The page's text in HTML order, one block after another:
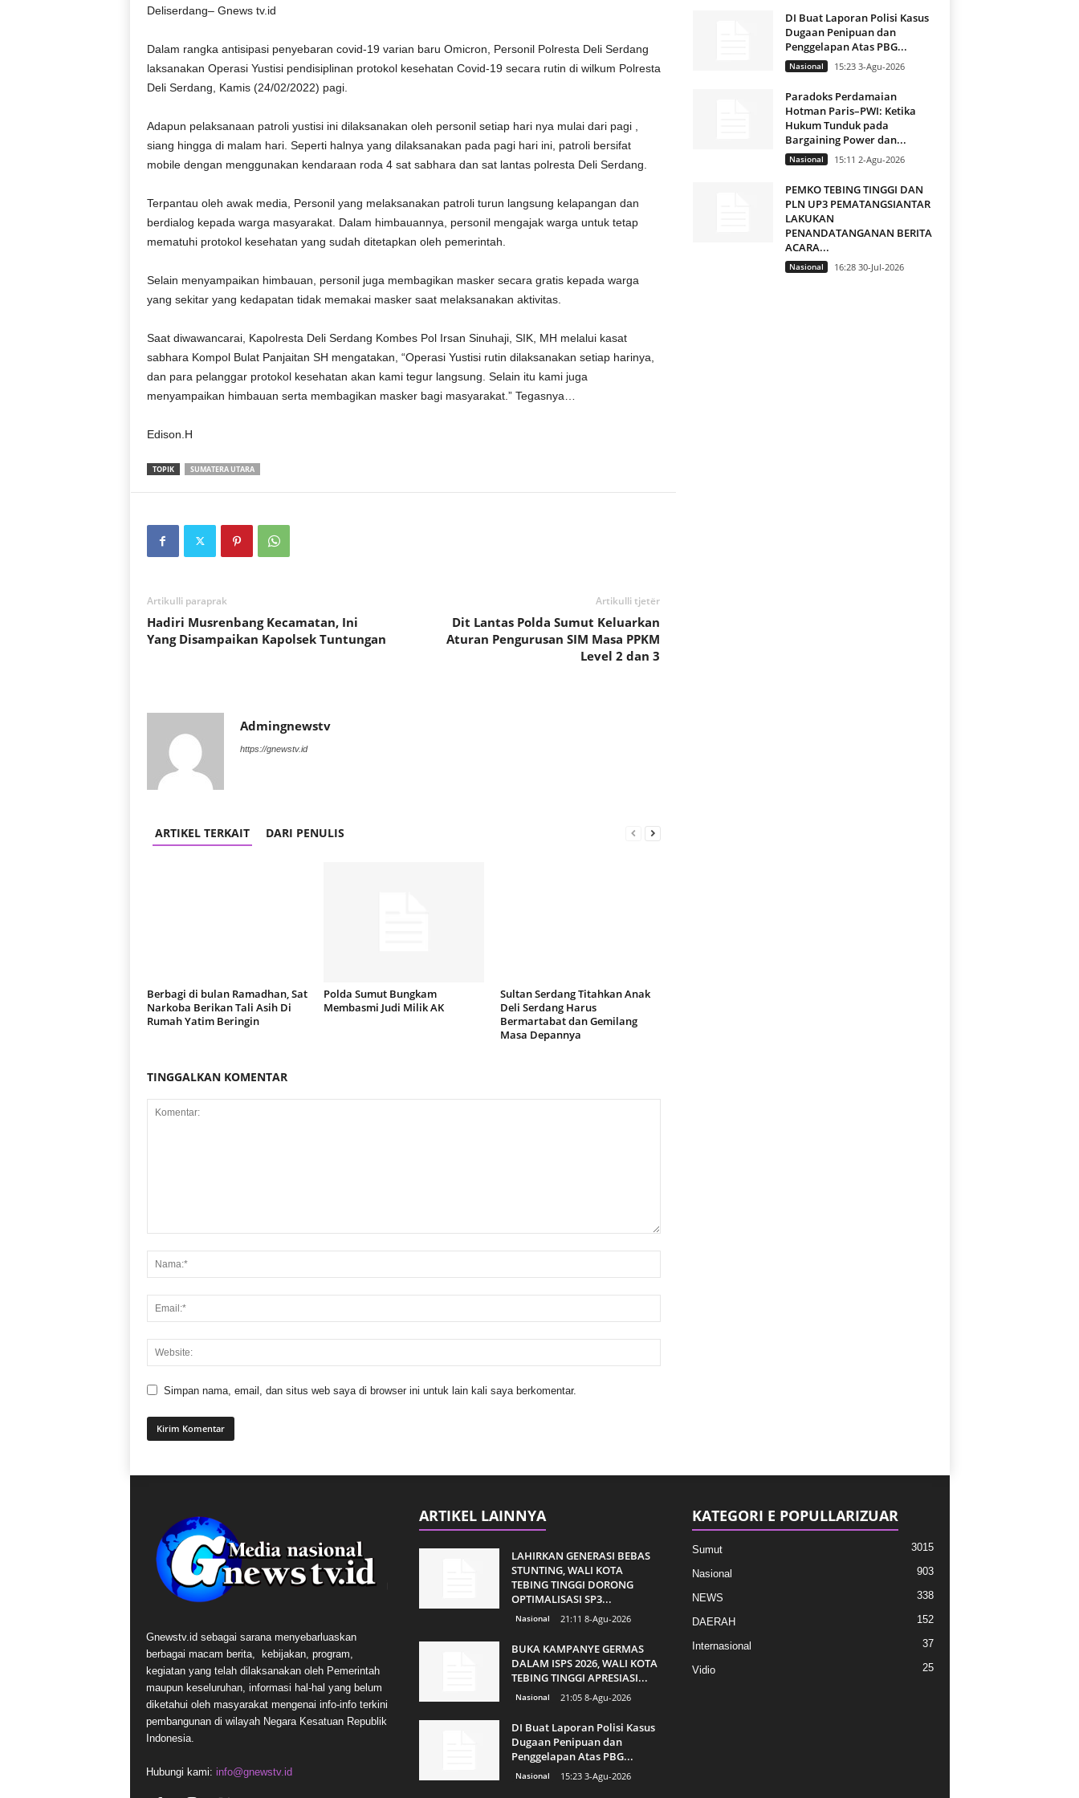
Deliserdang– Gnews tv.id
Dalam rangka antisipasi penyebaran covid-19 varian baru Omicron, Personil Polresta Deli Serdang
laksanakan Operasi Yustisi pendisiplinan protokol kesehatan Covid-19 secara rutin di wilkum Polresta
Deli Serdang, Kamis (24/02/2022) pagi.
Adapun pelaksanaan patroli yustisi ini dilaksanakan oleh personil setiap hari nya mulai dari pagi ,
siang hingga di malam hari. Seperti halnya yang dilaksanakan pada pagi hari ini, patroli bersifat
mobile dengan menggunakan kendaraan roda 4 sat sabhara dan sat lantas polresta Deli Serdang.
Terpantau oleh awak media, Personil yang melaksanakan patroli turun langsung kelapangan dan
berdialog kepada warga masyarakat. Dalam himbauannya, personil mengajak warga untuk tetap
mematuhi protokol kesehatan yang sudah ditetapkan oleh pemerintah.
Selain menyampaikan himbauan, personil juga membagikan masker secara gratis kepada warga
yang sekitar yang kedapatan tidak memakai masker saat melaksanakan aktivitas.
Saat diwawancarai, Kapolresta Deli Serdang Kombes Pol Irsan Sinuhaji, SIK, MH melalui kasat
sabhara Kompol Bulat Panjaitan SH mengatakan, “Operasi Yustisi rutin dilaksanakan setiap harinya,
dan para pelanggar protokol kesehatan akan kami tegur langsung. Selain itu kami juga
menyampaikan himbauan serta membagikan masker bagi masyarakat.” Tegasnya…
Edison.H
TOPIK SUMATERA UTARA
Artikulli paraprak
Hadiri Musrenbang Kecamatan, Ini
Yang Disampaikan Kapolsek Tuntungan
Artikulli tjetër
Dit Lantas Polda Sumut Keluarkan
Aturan Pengurusan SIM Masa PPKM
Level 2 dan 3
Admingnewstv
https://gnewstv.id
ARTIKEL TERKAIT DARI PENULIS
Berbagi di bulan Ramadhan, Sat
Narkoba Berikan Tali Asih Di
Rumah Yatim Beringin
Polda Sumut Bungkam
Membasmi Judi Milik AK
Sultan Serdang Titahkan Anak
Deli Serdang Harus
Bermartabat dan Gemilang
Masa Depannya
TINGGALKAN KOMENTAR
Simpan nama, email, dan situs web saya di browser ini untuk lain kali saya berkomentar.
DI Buat Laporan Polisi Kasus
Dugaan Penipuan dan
Penggelapan Atas PBG...
Nasional 15:23 3-Agu-2026
Paradoks Perdamaian
Hotman Paris–PWI: Ketika
Hukum Tunduk pada
Bargaining Power dan...
Nasional 15:11 2-Agu-2026
PEMKO TEBING TINGGI DAN
PLN UP3 PEMATANGSIANTAR
LAKUKAN
PENANDATANGANAN BERITA
ACARA...
Nasional 16:28 30-Jul-2026
Gnewstv.id sebagai sarana menyebarluaskan
berbagai macam berita, kebijakan, program,
kegiatan yang telah dilaksanakan oleh Pemerintah
maupun keseluruhan, informasi hal-hal yang belum
diketahui oleh masyarakat mengenai info-info terkini
pembangunan di wilayah Negara Kesatuan Republik
Indonesia.
Hubungi kami: info@gnewstv.id
ARTIKEL LAINNYA
LAHIRKAN GENERASI BEBAS
STUNTING, WALI KOTA
TEBING TINGGI DORONG
OPTIMALISASI SP3...
Nasional 21:11 8-Agu-2026
BUKA KAMPANYE GERMAS
DALAM ISPS 2026, WALI KOTA
TEBING TINGGI APRESIASI...
Nasional 21:05 8-Agu-2026
DI Buat Laporan Polisi Kasus
Dugaan Penipuan dan
Penggelapan Atas PBG...
Nasional 15:23 3-Agu-2026
KATEGORI E POPULLARIZUAR
Sumut 3015
Nasional 903
NEWS 338
DAERAH 152
Internasional 37
Vidio 25